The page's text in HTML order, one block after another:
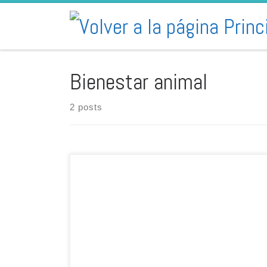
Skip to content
Bienestar animal
2 posts